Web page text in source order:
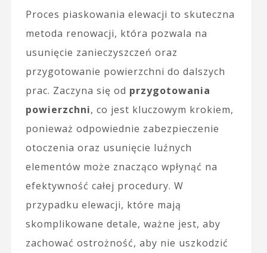
Proces piaskowania elewacji to skuteczna
metoda renowacji, która pozwala na
usunięcie zanieczyszczeń oraz
przygotowanie powierzchni do dalszych
prac. Zaczyna się od przygotowania
powierzchni, co jest kluczowym krokiem,
ponieważ odpowiednie zabezpieczenie
otoczenia oraz usunięcie luźnych
elementów może znacząco wpłynąć na
efektywność całej procedury. W
przypadku elewacji, które mają
skomplikowane detale, ważne jest, aby
zachować ostrożność, aby nie uszkodzić